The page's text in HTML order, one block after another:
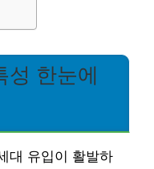
한눈에
대 유입이 활발하